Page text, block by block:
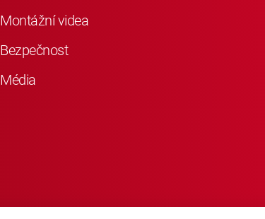
Montážní videa
Bezpečnost
Média